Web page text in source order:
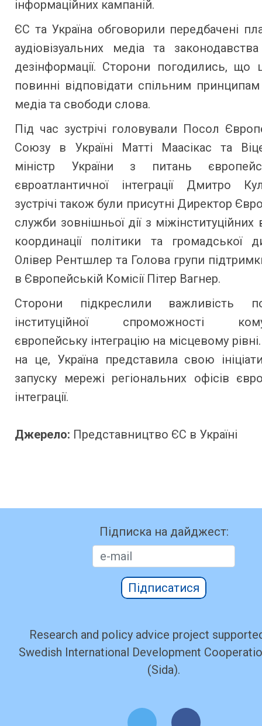
інформаційних кампаній.
ЄС та Україна обговорили передбачені
аудіовізуальних медіа та
дезінформації. Сторони погодились, що
повинні відповідати спільним
медіа та свободи слова.
Під час зустрічі головували Посол
Союзу в Україні Матті Маасікас та
міністр України з питань
євроатлантичної інтеграції Дмитро
зустрічі також були присутні Директор
служби зовнішньої дії з міжінституційних
координації політики та громадської
Олівер Рентшлер та Голова групи
в Європейській Комісії Пітер Вагнер.
Сторони підкреслили важливість
інституційної спроможності
європейську інтеграцію на місцевому
на це, Україна представила свою
запуску мережі регіональних офісів
інтеграції.
Джерело: Представництво ЄС в Україні
Підписка на дайджест:
Підписатися
Research and policy advice project
Swedish International Development
(Sida).